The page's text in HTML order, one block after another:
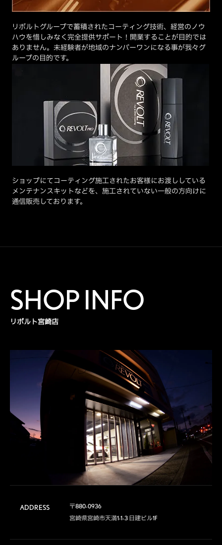
リボルトグループで蓄積されたコーティング技術、経営のノウ
ハウを惜しみなく完全提供サポート！開業することが目的では
ありません。未経験者が地域のナンバーワンになる事が我々グ
ループの目的です。
ショップにてコーティング施工されたお客様にお渡ししている
メンテナンスキットなどを、施工されていない一般の方向けに
通信販売しております。
SHOP INFO
リボルト宮崎店
ADDRESS
〒880-0936
宮崎県宮崎市天満1-1-3 日建ビル1F